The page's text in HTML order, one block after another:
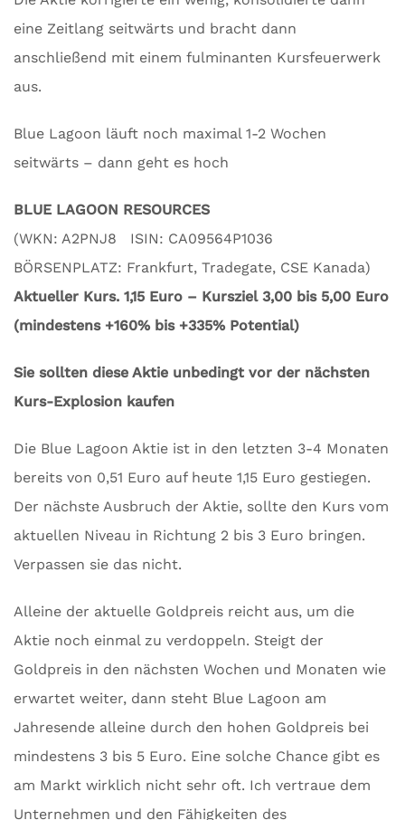
eine Zeitlang seitwärts und bracht dann
anschließend mit einem fulminanten Kursfeuerwerk
aus.
Blue Lagoon läuft noch maximal 1-2 Wochen
seitwärts – dann geht es hoch
BLUE LAGOON RESOURCES
(WKN: A2PNJ8 ISIN: CA09564P1036
BÖRSENPLATZ: Frankfurt, Tradegate, CSE Kanada)
Aktueller Kurs. 1,15 Euro – Kursziel 3,00 bis 5,00 Euro
(mindestens +160% bis +335% Potential)
Sie sollten diese Aktie unbedingt vor der nächsten
Kurs-Explosion kaufen
Die Blue Lagoon Aktie ist in den letzten 3-4 Monaten
bereits von 0,51 Euro auf heute 1,15 Euro gestiegen.
Der nächste Ausbruch der Aktie, sollte den Kurs vom
aktuellen Niveau in Richtung 2 bis 3 Euro bringen.
Verpassen sie das nicht.
Alleine der aktuelle Goldpreis reicht aus, um die
Aktie noch einmal zu verdoppeln. Steigt der
Goldpreis in den nächsten Wochen und Monaten wie
erwartet weiter, dann steht Blue Lagoon am
Jahresende alleine durch den hohen Goldpreis bei
mindestens 3 bis 5 Euro. Eine solche Chance gibt es
am Markt wirklich nicht sehr oft. Ich vertraue dem
Unternehmen und den Fähigkeiten des